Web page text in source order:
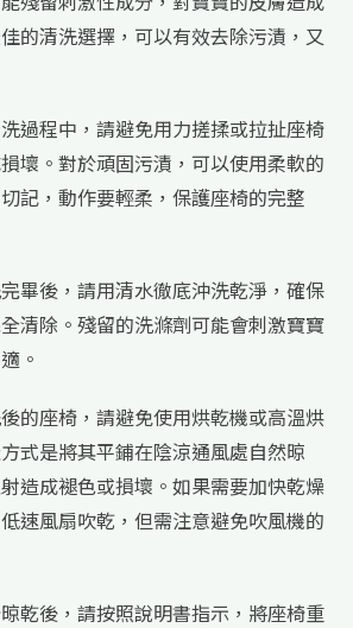
的清洗選擇，可以有效去除污漬，又
過程中，請避免用力搓揉或拉扯座椅
壞。對於頑固污漬，可以使用柔軟的
記，動作要輕柔，保護座椅的完整
畢後，請用清水徹底沖洗乾淨，確保
清除。殘留的洗滌劑可能會刺激寶寶
。
的座椅，請避免使用烘乾機或高溫烘
式是將其平鋪在陰涼通風處自然晾
造成褪色或損壞。如果需要加快乾燥
速風扇吹乾，但需注意避免吹風機的
乾後，請按照說明書指示，將座椅重